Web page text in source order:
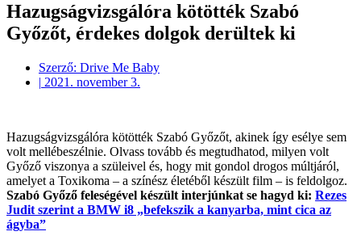
Hazugságvizsgálóra kötötték Szabó
Győzőt, érdekes dolgok derültek ki
Szerző: Drive Me Baby
| 2021. november 3.
Hazugságvizsgálóra kötötték Szabó Győzőt, akinek így esélye sem
volt mellébeszélnie. Olvass tovább és megtudhatod, milyen volt
Győző viszonya a szüleivel és, hogy mit gondol drogos múltjáról,
amelyet a Toxikoma – a színész életéből készült film – is feldolgoz.
Szabó Győző feleségével készült interjúnkat se hagyd ki: Rezes
Judit szerint a BMW i8 „befekszik a kanyarba, mint cica az
ágyba”